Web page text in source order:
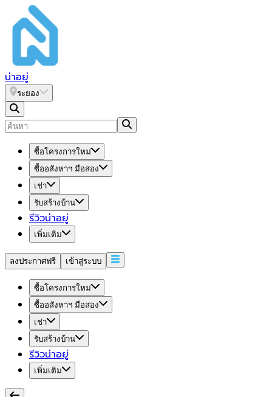
น่าอยู่
ระยอง
ซื้อโครงการใหม่
ซื้ออสังหาฯ มือสอง
เช่า
รับสร้างบ้าน
รีวิวน่าอยู่
เพิ่มเติม
ลงประกาศฟรี เข้าสู่ระบบ
ซื้อโครงการใหม่
ซื้ออสังหาฯ มือสอง
เช่า
รับสร้างบ้าน
รีวิวน่าอยู่
เพิ่มเติม